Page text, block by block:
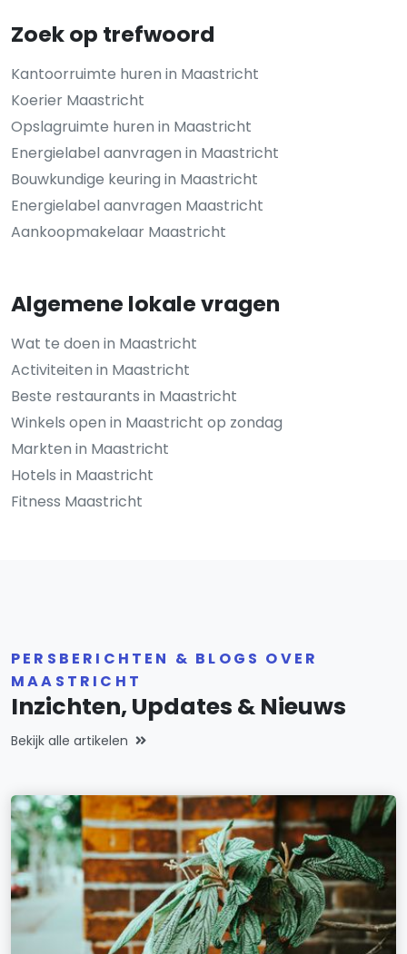
Zoek op trefwoord
Kantoorruimte huren in Maastricht
Koerier Maastricht
Opslagruimte huren in Maastricht
Energielabel aanvragen in Maastricht
Bouwkundige keuring in Maastricht
Energielabel aanvragen Maastricht
Aankoopmakelaar Maastricht
Algemene lokale vragen
Wat te doen in Maastricht
Activiteiten in Maastricht
Beste restaurants in Maastricht
Winkels open in Maastricht op zondag
Markten in Maastricht
Hotels in Maastricht
Fitness Maastricht
PERSBERICHTEN & BLOGS OVER
MAASTRICHT
Inzichten, Updates & Nieuws
Bekijk alle artikelen